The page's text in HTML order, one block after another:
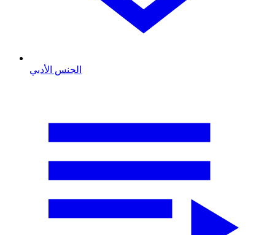
الجنس الأدبي